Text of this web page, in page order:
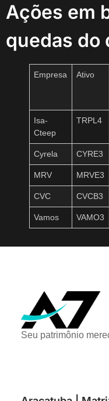
Ações em
quedas do
Empresa Ativo
Isa-
Cteep
TRPL4
Cyrela CYRE3
MRV MRVE3
CVC CVCB3
Vamos VAMO3
Seu patrimônio